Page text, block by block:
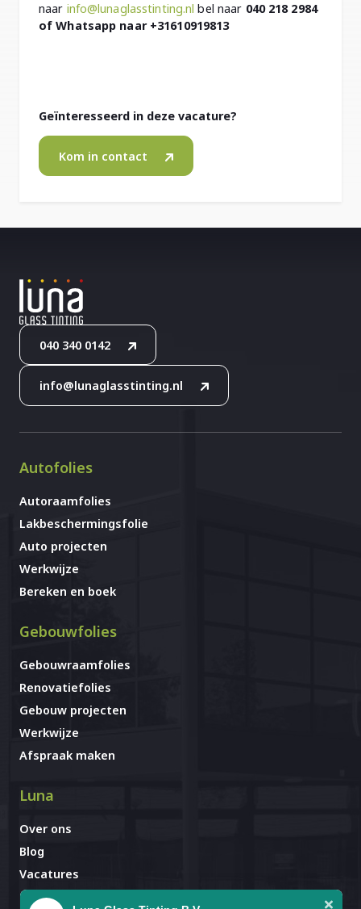
naar info@lunaglasstinting.nl bel naar 040 218 2984
of Whatsapp naar +31610919813
Geïnteresseerd in deze vacature?
Kom in contact
040 340 0142
info@lunaglasstinting.nl
Autofolies
Autoraamfolies
Lakbeschermingsfolie
Auto projecten
Werkwijze
Bereken en boek
Gebouwfolies
Gebouwraamfolies
Renovatiefolies
Gebouw projecten
Werkwijze
Afspraak maken
Luna
Over ons
Blog
Vacatures
Contact